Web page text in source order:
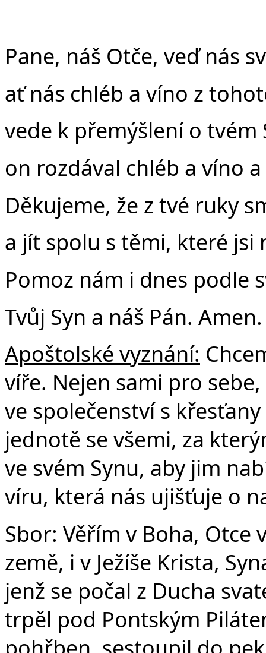
Pane, náš Otče, veď nás
ať nás chléb a víno z
vede k přemýšlení o tvém
on rozdával chléb a víno
Děkujeme, že z tvé ruky
a jít spolu s těmi, které jsi
Pomoz nám i dnes podle
Tvůj Syn a náš Pán. Amen.
Apoštolské vyznání:
víře. Nejen sami pro
ve společenství s
jednotě se všemi, za
ve svém Synu, aby jim
víru, která nás ujišťuje o
Sbor: Věřím v Boha,
země, i v Ježíše Krista,
jenž se počal z Ducha
trpěl pod Pontským